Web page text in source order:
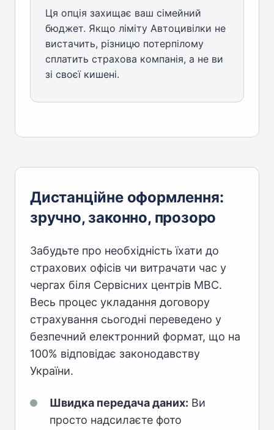
Ця опція захищає ваш сімейний
бюджет. Якщо ліміту Автоцивілки не
вистачить, різницю потерпілому
сплатить страхова компанія, а не ви
зі своєї кишені.
Дистанційне оформлення:
зручно, законно, прозоро
Забудьте про необхідність їхати до
страхових офісів чи витрачати час у
чергах біля Сервісних центрів МВС.
Весь процес укладання договору
страхування сьогодні переведено у
безпечний електронний формат, що на
100% відповідає законодавству
України.
Швидка передача даних: Ви
просто надсилаєте фото